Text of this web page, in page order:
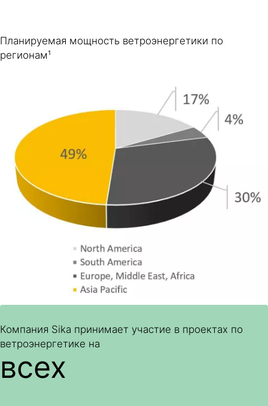
Планируемая мощность ветроэнергетики по
регионам¹
Компания Sika принимает участие в проектах по
ветроэнергетике на
всех